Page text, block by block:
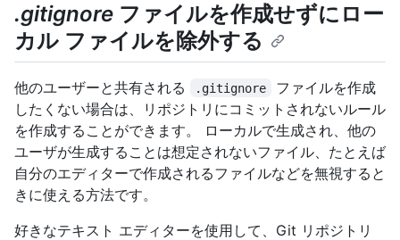
.gitignore ファイルを作成せずにロー
カル ファイルを除外する
他のユーザーと共有される .gitignore
ファイルを作成
したくない場合は、リポジトリにコミットされないルール
を作成することができます。 ローカルで生成され、他の
ユーザが生成することは想定されないファイル、たとえば
自分のエディターで作成されるファイルなどを無視すると
きに使える方法です。
好きなテキスト エディターを使用して、Git リポジトリ